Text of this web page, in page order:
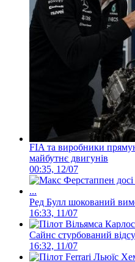
FIA та виробники
майбутнє двигунів
00:35, 12/07
Ред Булл шокований
16:33, 11/07
Сайнс стурбований
16:32, 11/07